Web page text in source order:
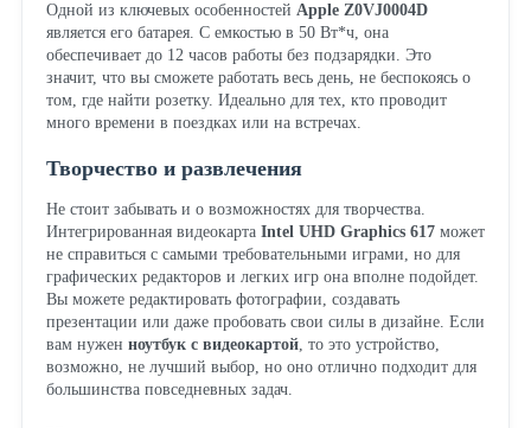
Одной из ключевых особенностей Apple Z0VJ0004D
является его батарея. С емкостью в 50 Вт*ч, она
обеспечивает до 12 часов работы без подзарядки. Это
значит, что вы сможете работать весь день, не беспокоясь о
том, где найти розетку. Идеально для тех, кто проводит
много времени в поездках или на встречах.
Творчество и развлечения
Не стоит забывать и о возможностях для творчества.
Интегрированная видеокарта Intel UHD Graphics 617может
не справиться с самыми требовательными играми, но для
графических редакторов и легких игр она вполне подойдет.
Вы можете редактировать фотографии, создавать
презентации или даже пробовать свои силы в дизайне. Если
вам нужен ноутбук с видеокартой, то это устройство,
возможно, не лучший выбор, но оно отлично подходит для
большинства повседневных задач.